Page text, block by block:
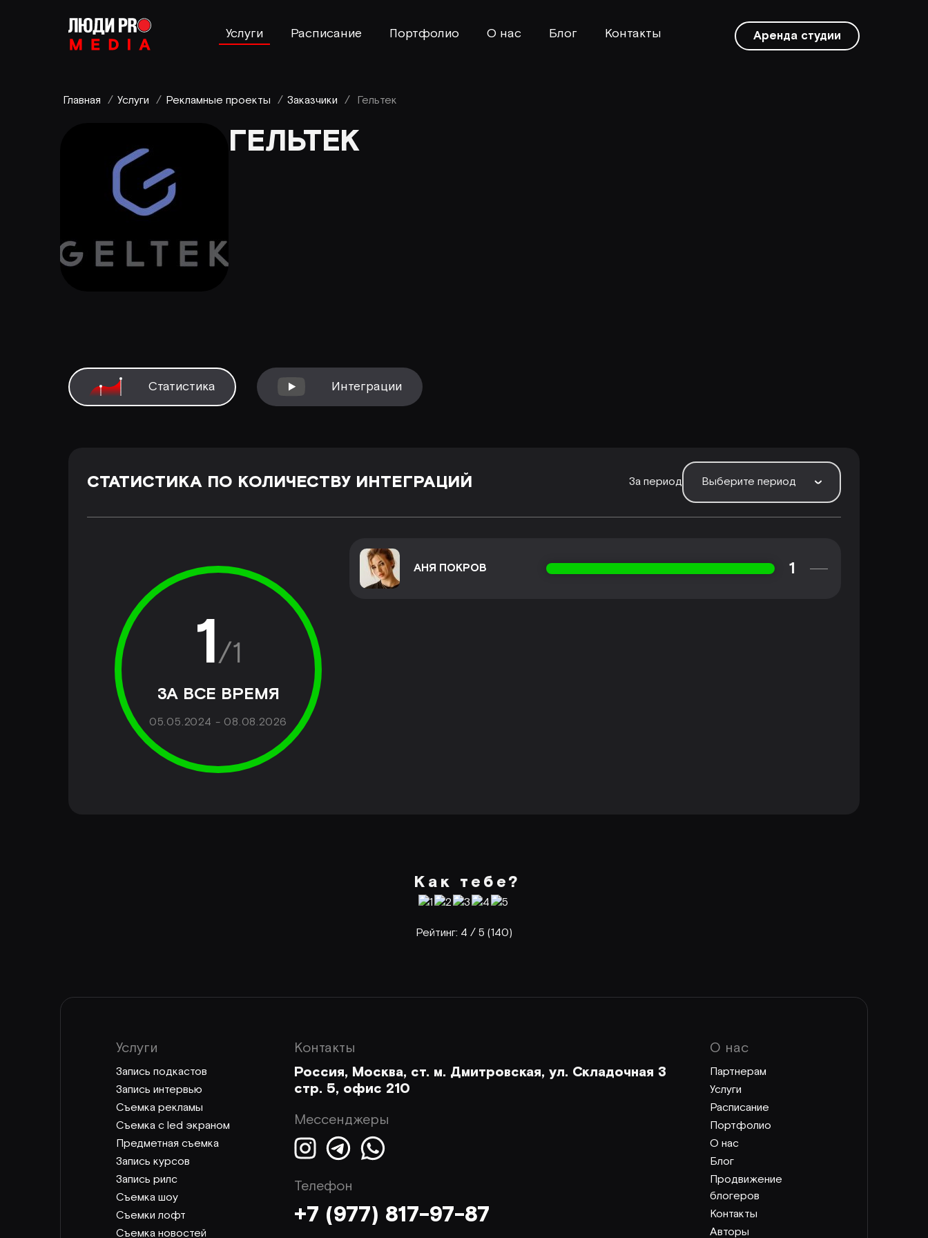
Услуги Расписание Портфолио О нас Блог Контакты Аренда студии
Главная / Услуги / Рекламные проекты / Заказчики / Гельтек
ГЕЛЬТЕК
Статистика Интеграции
СТАТИСТИКА ПО КОЛИЧЕСТВУ ИНТЕГРАЦИЙ За период Выберите период
1/1
ЗА ВСЕ ВРЕМЯ
05.05.2024 - 08.08.2026
АНЯ ПОКРОВ 1
Как тебе?
Рейтинг: 4 / 5 (140)
Услуги
Запись подкастов
Запись интервью
Съемка рекламы
Съемка с led экраном
Предметная съемка
Запись курсов
Запись рилс
Съемка шоу
Съемки лофт
Съемка новостей
Контакты
Россия, Москва, ст. м. Дмитровская, ул. Складочная 3
стр. 5, офис 210
Мессенджеры
Телефон
+7 (977) 817-97-87
О нас
Партнерам
Услуги
Расписание
Портфолио
О нас
Блог
Продвижение
блогеров
Контакты
Авторы